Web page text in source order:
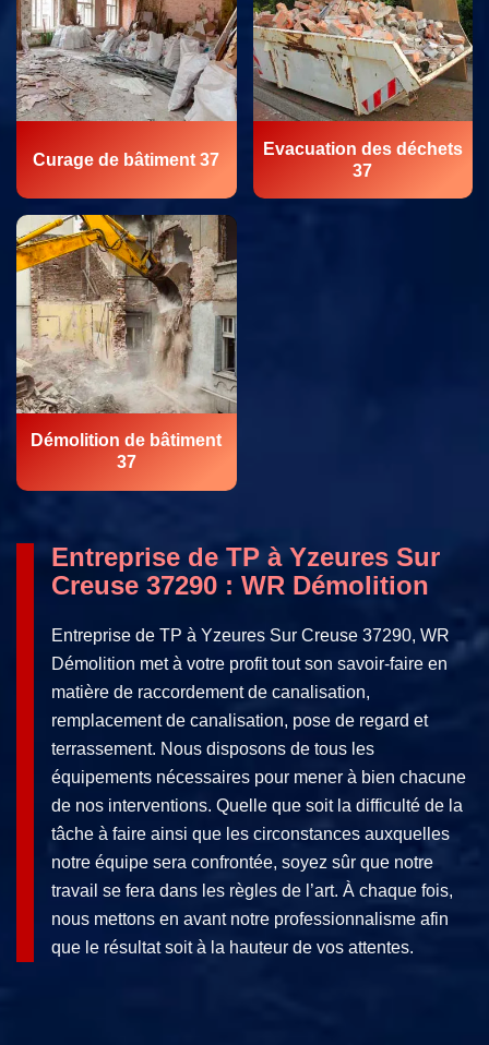
Curage de bâtiment 37
Evacuation des déchets
37
Démolition de bâtiment
37
Entreprise de TP à Yzeures Sur
Creuse 37290 : WR Démolition
Entreprise de TP à Yzeures Sur Creuse 37290, WR
Démolition met à votre profit tout son savoir-faire en
matière de raccordement de canalisation,
remplacement de canalisation, pose de regard et
terrassement. Nous disposons de tous les
équipements nécessaires pour mener à bien chacune
de nos interventions. Quelle que soit la difficulté de la
tâche à faire ainsi que les circonstances auxquelles
notre équipe sera confrontée, soyez sûr que notre
travail se fera dans les règles de l’art. À chaque fois,
nous mettons en avant notre professionnalisme afin
que le résultat soit à la hauteur de vos attentes.